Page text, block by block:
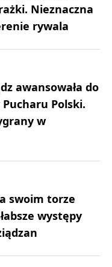
Nieznaczna
rywala
awansowała do
Polski.
w
swoim torze
występy